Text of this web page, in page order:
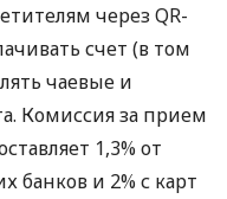
через QR-
счет (в том
чаевые и
Комиссия за прием
1,3% от
банков и 2% с карт